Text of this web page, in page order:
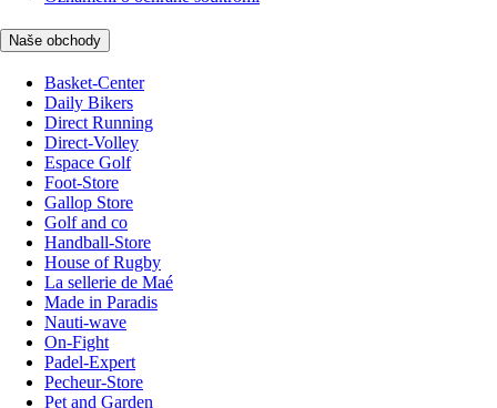
Naše obchody
Basket-Center
Daily Bikers
Direct Running
Direct-Volley
Espace Golf
Foot-Store
Gallop Store
Golf and co
Handball-Store
House of Rugby
La sellerie de Maé
Made in Paradis
Nauti-wave
On-Fight
Padel-Expert
Pecheur-Store
Pet and Garden